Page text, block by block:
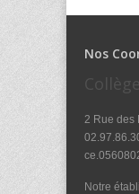
Nos
2 Rue des
Notre